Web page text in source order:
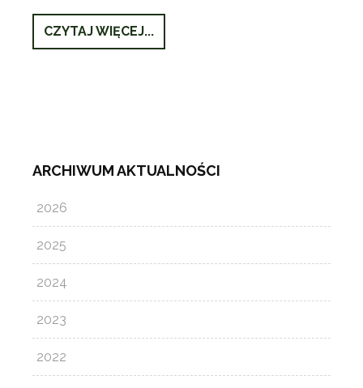
CZYTAJ WIĘCEJ...
ARCHIWUM AKTUALNOŚCI
2026
2025
2024
2023
2022